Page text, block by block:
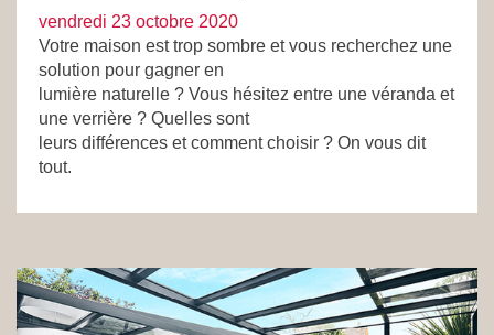
vendredi 23 octobre 2020
Votre maison est trop sombre et vous recherchez une
solution pour gagner en
lumière naturelle ? Vous hésitez entre une véranda et
une verrière ? Quelles sont
leurs différences et comment choisir ? On vous dit
tout.